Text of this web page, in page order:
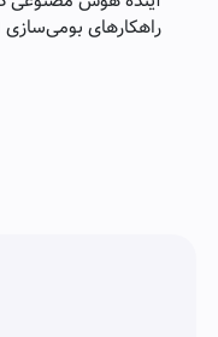
راهکارهای بومی‌سازی